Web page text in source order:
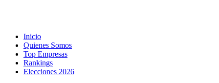
Inicio
Quienes Somos
Top Empresas
Rankings
Elecciones 2026